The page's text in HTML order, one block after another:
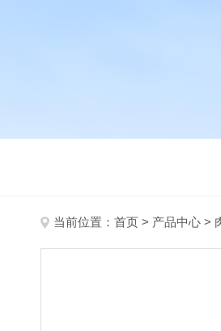
当前位置： 首页 > 产品中心 >